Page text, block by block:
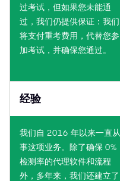
过考试，但如果您未能通
过，我们仍提供保证：我们
将支付重考费用，代替您参
加考试，并确保您通过。
经验
我们自 2016 年以来一直从
事这项业务。除了确保 0%
检测率的代理软件和流程
外，多年来，我们还建立了